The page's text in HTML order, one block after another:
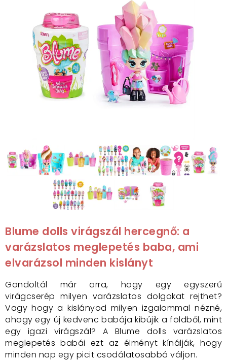
Blume dolls virágszál hercegnő: a
varázslatos meglepetés baba, ami
elvarázsol minden kislányt
Gondoltál már arra, hogy egy egyszerű
virágcserép milyen varázslatos dolgokat rejthet?
Vagy hogy a kislányod milyen izgalommal nézné,
ahogy egy új kedvenc babája kibújik a földből, mint
egy igazi virágszál? A Blume dolls varázslatos
meglepetés babái ezt az élményt kínálják, hogy
minden nap egy picit csodálatosabbá váljon.